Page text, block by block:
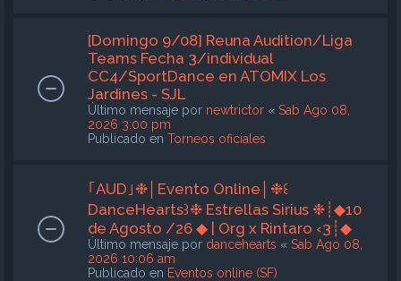
[Domingo 9/08] Reuna Audition/Liga
Teams Fecha 3/individual
CC4/SportDance en ATOMIX Los
Jardines - SJL
Último mensaje por newtrictor « Sab Ago 08,
2026 3:00 pm
Publicado en Torneos oficiales
｢AUD｣❉│Evento Online│❉꒰
DanceHearts꒱❉ Estrellas Sirius ❉┊◆10
de Agosto /26 ◆ | Org x Rintaro ‹3┊◆
Último mensaje por dancehearts « Sab Ago 08,
2026 10:06 am
Publicado en Eventos online (SF)